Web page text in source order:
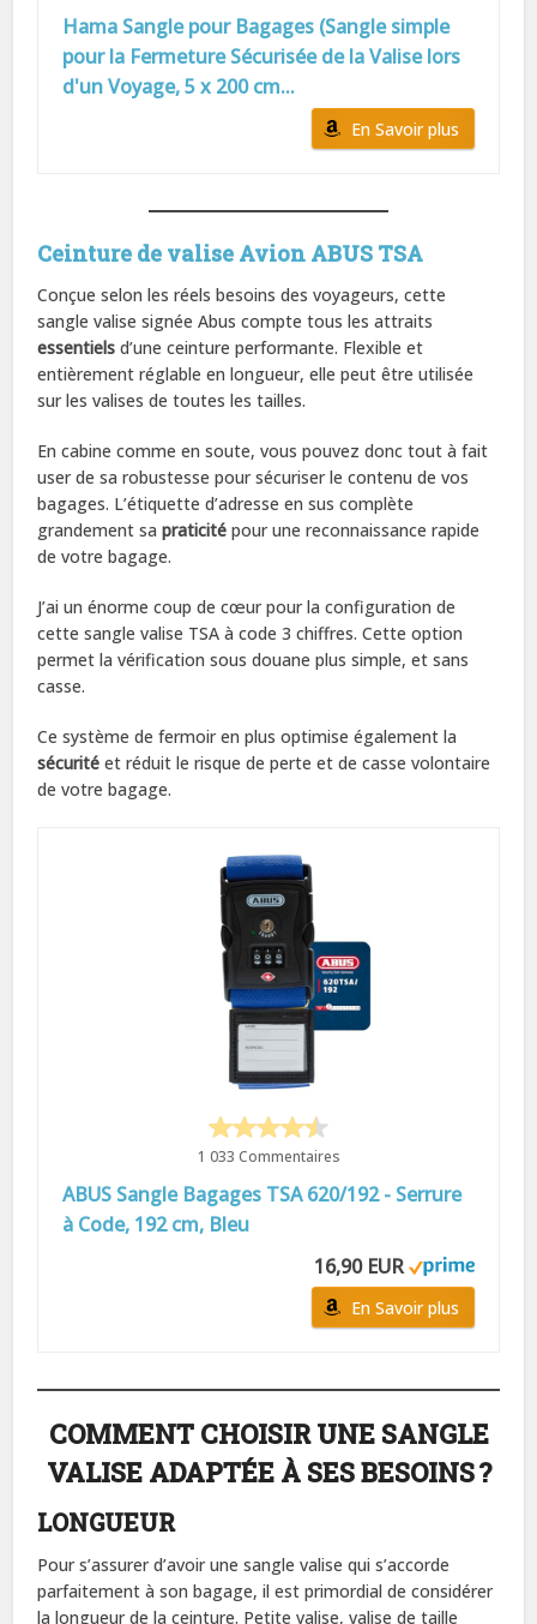
Hama Sangle pour Bagages (Sangle simple
pour la Fermeture Sécurisée de la Valise lors
d'un Voyage, 5 x 200 cm...
En Savoir plus
Ceinture de valise Avion ABUS TSA
Conçue selon les réels besoins des voyageurs, cette
sangle valise signée Abus compte tous les attraits
essentiels d’une ceinture performante. Flexible et
entièrement réglable en longueur, elle peut être utilisée
sur les valises de toutes les tailles.
En cabine comme en soute, vous pouvez donc tout à fait
user de sa robustesse pour sécuriser le contenu de vos
bagages. L’étiquette d’adresse en sus complète
grandement sapraticité pour une reconnaissance rapide
de votre bagage.
J’ai un énorme coup de cœur pour la configuration de
cette sangle valise TSA à code 3 chiffres. Cette option
permet la vérification sous douane plus simple, et sans
casse.
Ce système de fermoir en plus optimise également la
sécurité et réduit le risque de perte et de casse volontaire
de votre bagage.
1 033 Commentaires
ABUS Sangle Bagages TSA 620/192 - Serrure
à Code, 192 cm, Bleu
16,90 EUR
En Savoir plus
COMMENT CHOISIR UNE SANGLE
VALISE ADAPTÉE À SES BESOINS ?
LONGUEUR
Pour s’assurer d’avoir une sangle valise qui s’accorde
parfaitement à son bagage, il est primordial de considérer
la longueur de la ceinture. Petite valise, valise de taille